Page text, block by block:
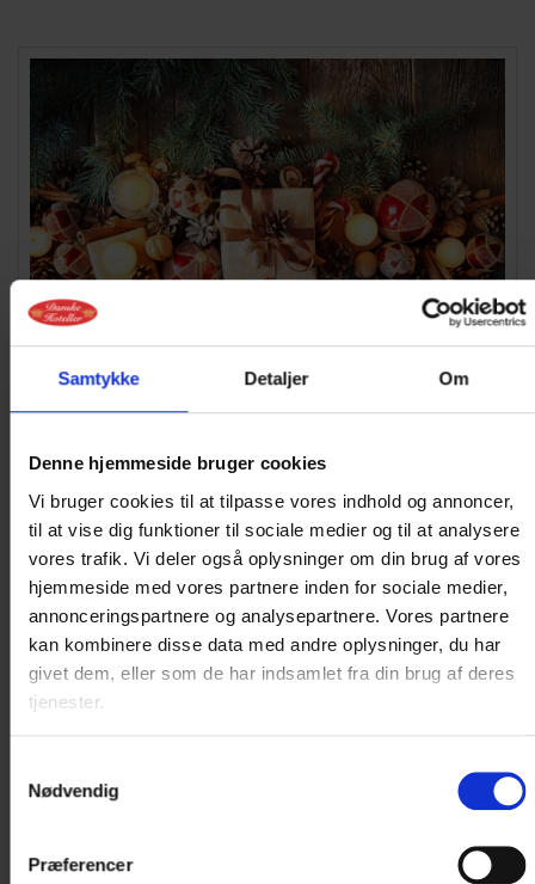
Samtykke Detaljer Om
Denne hjemmeside bruger cookies
Vi bruger cookies til at tilpasse vores indhold og annoncer,
til at vise dig funktioner til sociale medier og til at analysere
vores trafik. Vi deler også oplysninger om din brug af vores
hjemmeside med vores partnere inden for sociale medier,
annonceringspartnere og analysepartnere. Vores partnere
kan kombinere disse data med andre oplysninger, du har
givet dem, eller som de har indsamlet fra din brug af deres
tjenester.
Nødvendig
Præferencer
KLASSISK JULEBUFFET
Lad Hotel Norden stå for maden, mens I nyder
nærværet og det gode selskab. Træd ind i en hyggelig
julestemning og glæd jer til vores store julebuffet med
alle de klassiske favoritter – tilberedt med omtanke og
masser af julens smag.
Se menu